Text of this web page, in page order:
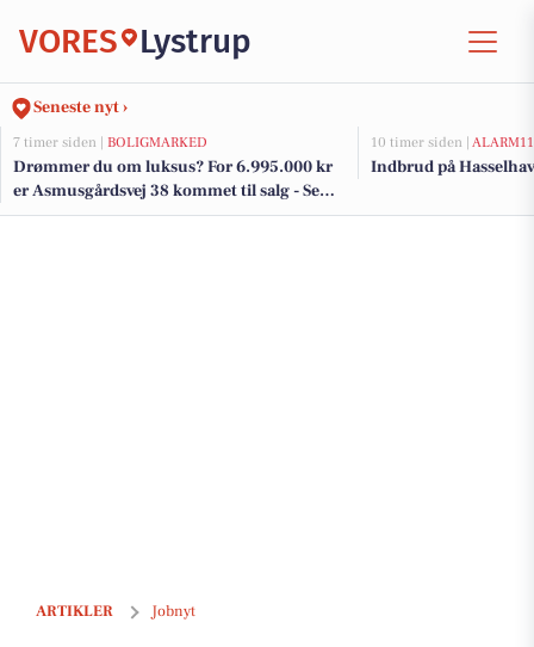
VORES Lystrup
Seneste nyt ›
7 timer siden | BOLIGMARKED
Drømmer du om luksus? For 6.995.000 kr
er Asmusgårdsvej 38 kommet til salg - Se
den og de dyreste boliger til salg her
10 timer siden |
Indbrud på
ARTIKLER Jobnyt
Aftensrengøringsassistent med erfaring søges til fleksible timer i